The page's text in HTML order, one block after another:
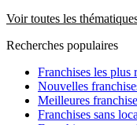
Voir toutes les
Recherches populaires
Franchises les plus
Nouvelles
Meilleures
Franchises sans